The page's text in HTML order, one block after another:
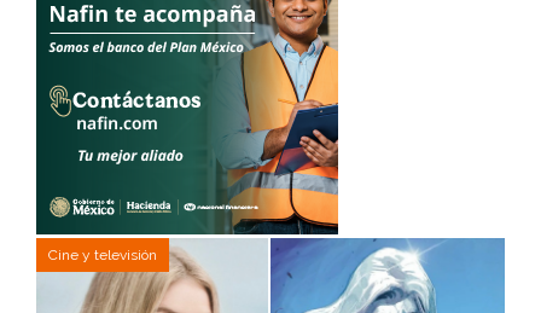
Cine y televisión